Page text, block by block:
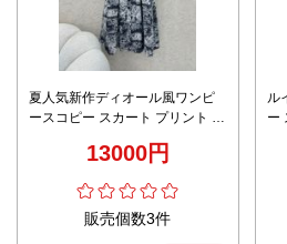
夏人気新作ディオール風ワンピ
ースコピー スカート プリント 優
13000円
販売個数3件
ル
ー